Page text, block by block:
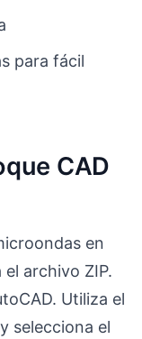
para fácil
CAD
en
archivo ZIP.
Utiliza el
selecciona el